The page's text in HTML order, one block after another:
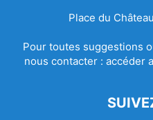
Place du
Pour toutes suggestions
nous contacter : accéder